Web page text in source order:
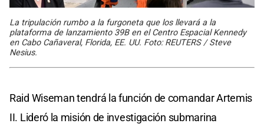
La tripulación rumbo a la furgoneta que los llevará a la
plataforma de lanzamiento 39B en el Centro Espacial Kennedy
en Cabo Cañaveral, Florida, EE. UU. Foto: REUTERS / Steve
Nesius.
Raid Wiseman tendrá la función de comandar Artemis
II. Lideró la misión de investigación submarina